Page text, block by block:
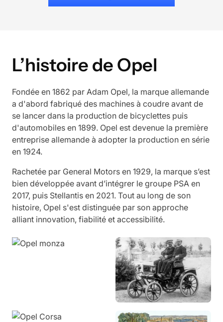
L’histoire de Opel
Fondée en 1862 par Adam Opel, la marque allemande
a d'abord fabriqué des machines à coudre avant de
se lancer dans la production de bicyclettes puis
d'automobiles en 1899. Opel est devenue la première
entreprise allemande à adopter la production en série
en 1924.
Rachetée par General Motors en 1929, la marque s’est
bien développée avant d’intégrer le groupe PSA en
2017, puis Stellantis en 2021. Tout au long de son
histoire, Opel s'est distinguée par son approche
alliant innovation, fiabilité et accessibilité.